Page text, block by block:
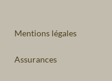
Mentions légales
Assurances